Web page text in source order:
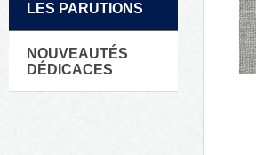
LES PARUTIONS
NOUVEAUTÉS
DÉDICACES